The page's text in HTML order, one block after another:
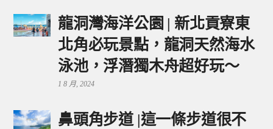
龍洞灣海洋公園 | 新北貢寮東
北角必玩景點，龍洞天然海水
泳池，浮潛獨木舟超好玩～
1 8 月, 2024
鼻頭角步道 |這一條步道很不